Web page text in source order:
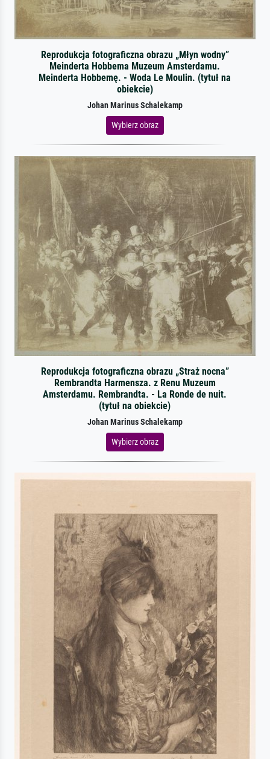
Reprodukcja fotograficzna obrazu „Młyn wodny”
Meinderta Hobbema Muzeum Amsterdamu.
Meinderta Hobbemę. - Woda Le Moulin. (tytuł na
obiekcie)
Johan Marinus Schalekamp
Wybierz obraz
Reprodukcja fotograficzna obrazu „Straż nocna”
Rembrandta Harmensza. z Renu Muzeum
Amsterdamu. Rembrandta. - La Ronde de nuit.
(tytuł na obiekcie)
Johan Marinus Schalekamp
Wybierz obraz